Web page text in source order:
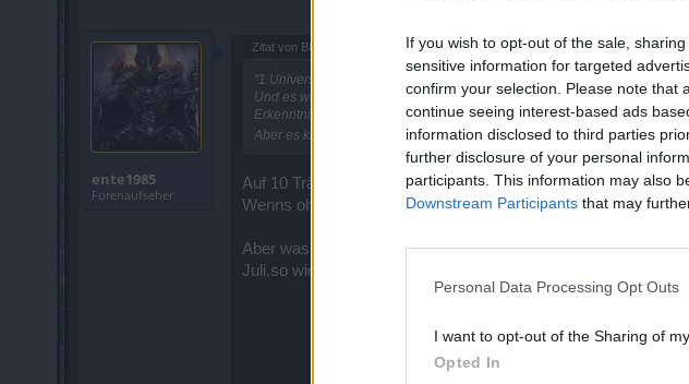
If you wish to opt-out of the sale,
sensitive information for targeted
confirm your selection. Please note that
continue seeing interest-based ads
information disclosed to third parties
further disclosure of your personal
participants. This information may also
Downstream Participants that may
Personal Data Processing Opt Outs
I want to opt-out of the Sharing of
Opted In
ente1985
Forenaufseher
Zitat von BIGsmile902:
"1 Universeller Heiltrank: 79 Andermant (bisher 80 Andermant)" tolle
Und es wurden auch sonst einige Dinge vergessen z.B. dass man nun
Erkenntnis" im Shop verfügbar ist.
Aber es klingt nach einem normalen Release
Auf 10 Tränke ist aber schon ein rabbat erkennbar,ich finde
Wenns ohne großen Hantier aufgespielt wird bin ich ganz froh.
Aber was anderes wo bleibt eigentlich die Ankündigung für
Juli,so wie ihr es letzten Monat gemacht habt,wäre nett.